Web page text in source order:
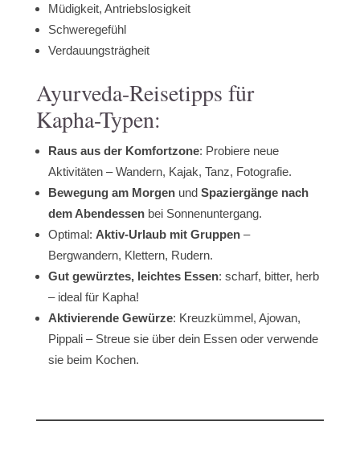
Müdigkeit, Antriebslosigkeit
Schweregefühl
Verdauungsträgheit
Ayurveda-Reisetipps für
Kapha-Typen:
Raus aus der Komfortzone: Probiere neue
Aktivitäten – Wandern, Kajak, Tanz, Fotografie.
Bewegung am Morgenund Spaziergänge nach
dem Abendessenbei Sonnenuntergang.
Optimal: Aktiv-Urlaub mit Gruppen–
Bergwandern, Klettern, Rudern.
Gut gewürztes, leichtes Essen: scharf, bitter, herb
– ideal für Kapha!
Aktivierende Gewürze: Kreuzkümmel, Ajowan,
Pippali – Streue sie über dein Essen oder verwende
sie beim Kochen.